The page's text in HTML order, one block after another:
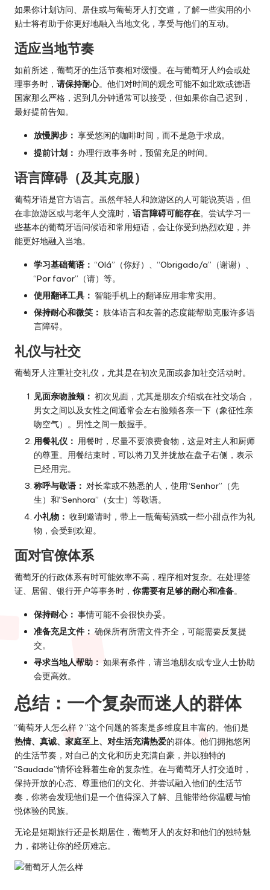
如果你计划访问、居住或与葡萄牙人打交道，了解一些实用的小
贴士将有助于你更好地融入当地文化，享受与他们的互动。
适应当地节奏
如前所述，葡萄牙的生活节奏相对缓慢。在与葡萄牙人约会或处
理事务时， 请保持耐心。他们对时间的观念可能不如北欧或德语
国家那么严格，迟到几分钟通常可以接受，但如果你自己迟到，
最好提前告知。
放慢脚步： 享受悠闲的咖啡时间，而不是急于求成。
提前计划： 办理行政事务时，预留充足的时间。
语言障碍（及其克服）
葡萄牙语是官方语言。虽然年轻人和旅游区的人可能说英语，但
在非旅游区或与老年人交流时， 语言障碍可能存在。尝试学习一
些基本的葡萄牙语问候语和常用短语，会让你受到热烈欢迎，并
能更好地融入当地。
学习基础葡语： “Olá”（你好）、“Obrigado/a”（谢谢）、
“Por favor”（请）等。
使用翻译工具： 智能手机上的翻译应用非常实用。
保持耐心和微笑： 肢体语言和友善的态度能帮助克服许多语
言障碍。
礼仪与社交
葡萄牙人注重社交礼仪，尤其是在初次见面或参加社交活动时。
见面亲吻脸颊： 初次见面，尤其是朋友介绍或在社交场合，
男女之间以及女性之间通常会左右脸颊各亲一下（象征性亲
吻空气）。男性之间一般握手。
用餐礼仪： 用餐时，尽量不要浪费食物，这是对主人和厨师
的尊重。用餐结束时，可以将刀叉并拢放在盘子右侧，表示
已经用完。
称呼与敬语： 对长辈或不熟悉的人，使用“Senhor”（先
生）和“Senhora”（女士）等敬语。
小礼物： 收到邀请时，带上一瓶葡萄酒或一些小甜点作为礼
物，会受到欢迎。
面对官僚体系
葡萄牙的行政体系有时可能效率不高，程序相对复杂。在处理签
证、居留、银行开户等事务时， 你需要有足够的耐心和准备。
保持耐心： 事情可能不会很快办妥。
准备充足文件： 确保所有所需文件齐全，可能需要反复提
交。
寻求当地人帮助： 如果有条件，请当地朋友或专业人士协助
会更高效。
总结：一个复杂而迷人的群体
“葡萄牙人怎么样？”这个问题的答案是多维度且丰富的。他们是
热情、真诚、家庭至上、对生活充满热爱的群体。他们拥抱悠闲
的生活节奏，对自己的文化和历史充满自豪，并以独特的
“Saudade”情怀诠释着生命的复杂性。在与葡萄牙人打交道时，
保持开放的心态、尊重他们的文化、并尝试融入他们的生活节
奏，你将会发现他们是一个值得深入了解、且能带给你温暖与愉
悦体验的民族。
无论是短期旅行还是长期居住，葡萄牙人的友好和他们的独特魅
力，都将让你的经历难忘。